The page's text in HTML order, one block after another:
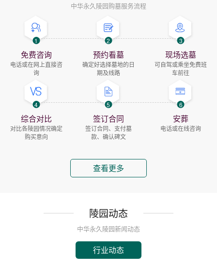
中华永久陵园购墓服务流程
1
免费咨询
电话或在网上直接咨
询
2
预约看墓
确定好选择墓地的日
期及线路
3
现场选墓
可自驾或乘坐免费班
车前往
4
综合对比
对比各陵园情况确定
购买意向
5
签订合同
签订合同、支付墓
款、确认碑文
6
安葬
电话或在线咨询
查看更多
陵园动态
中华永久陵园新闻动态
行业动态